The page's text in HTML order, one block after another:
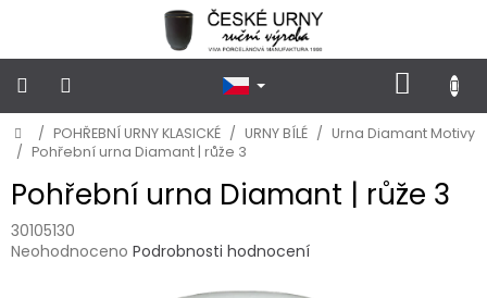
KOŠÍK
POHŘEBNÍ
URNY
POHŘEBNÍ
URNY
VSYPOVÉ
Domů
/ POHŘEBNÍ URNY KLASICKÉ / URNY BÍLÉ / Urna Diamant Motivy
/ Pohřební urna Diamant | růže 3
Pohřební urna Diamant | růže 3
30105130
Průměrné
Neohodnoceno Podrobnosti hodnocení